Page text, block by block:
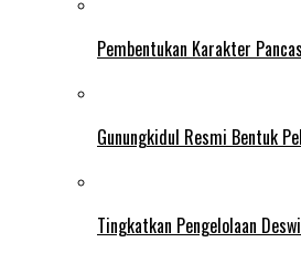
Pembentukan Karakter
Gunungkidul Resmi Bentuk
Tingkatkan Pengelolaan